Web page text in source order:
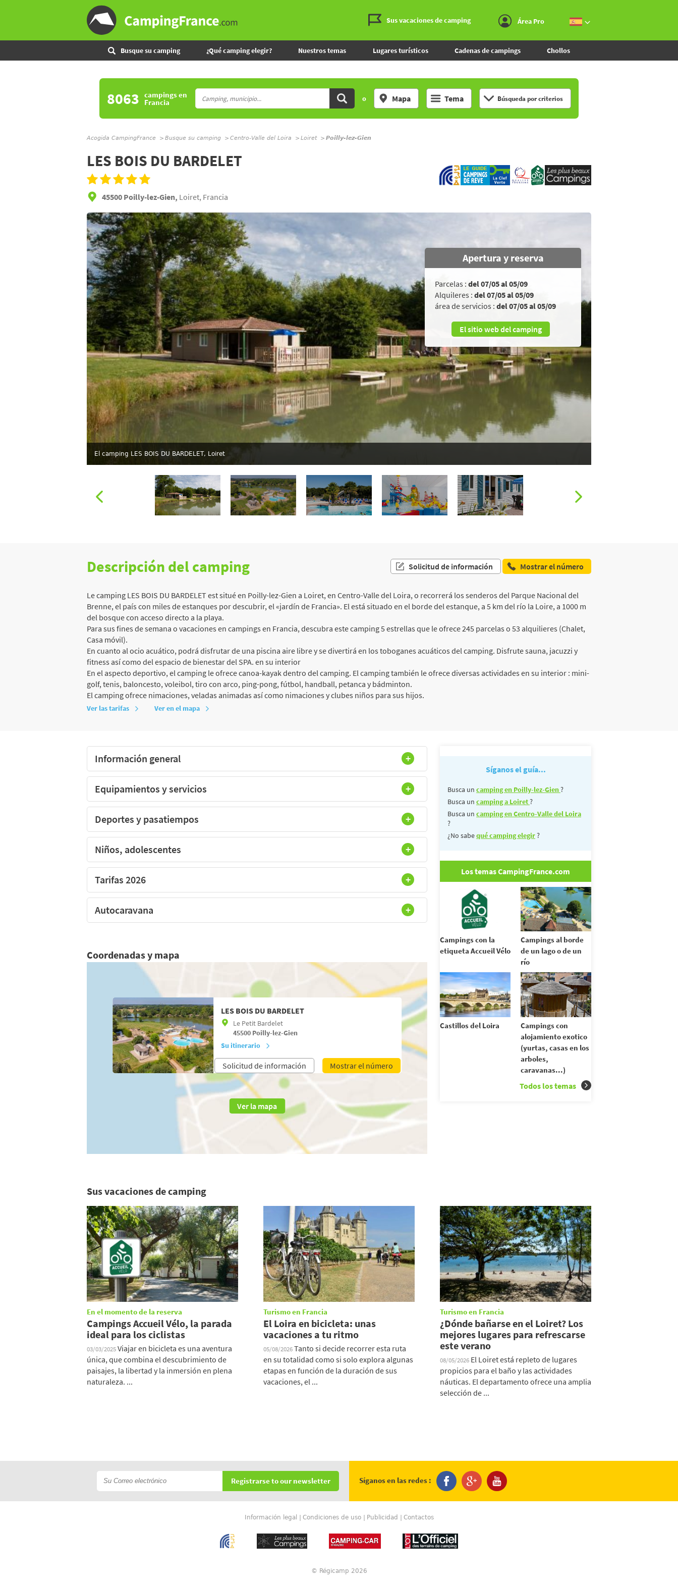
Sus vacaciones de camping Área Pro
Busque su camping ¿Qué camping elegir? Nuestros temas Lugares turísticos Cadenas de campings Chollos
8063 campingsen
Francia o Mapa Tema Búsqueda por criterios
Acogida CampingFrance Busque su camping Centro-Valle del Loira Loiret Poilly-lez-Gien
LES BOIS DU BARDELET
45500 Poilly-lez-Gien, Loiret, Francia
El camping LES BOIS DU BARDELET, Loiret
El camping LES BOIS DU BARDELET, Loiret
Apertura y reserva
Parcelas : del 07/05 al 05/09
Alquileres : del 07/05 al 05/09
área de servicios : del 07/05 al 05/09
El sitio web del camping
Descripción del camping Solicitud de información Mostrar el número
Le camping LES BOIS DU BARDELET est situé en Poilly-lez-Gien a Loiret, en Centro-Valle del Loira, o recorrerá los senderos del Parque Nacional del
Brenne, el país con miles de estanques por descubrir, el «jardín de Francia». El está situado en el borde del estanque, a 5 km del río la Loire, a 1000 m
del bosque con acceso directo a la playa.
Para sus fines de semana o vacaciones en campings en Francia, descubra este camping 5 estrellas que le ofrece 245 parcelas o 53 alquilieres (Chalet,
Casa móvil).
En cuanto al ocio acuático, podrá disfrutar de una piscina aire libre y se divertirá en los toboganes acuáticos del camping. Disfrute sauna, jacuzzi y
fitness así como del espacio de bienestar del SPA. en su interior
En el aspecto deportivo, el camping le ofrece canoa-kayak dentro del camping. El camping también le ofrece diversas actividades en su interior : mini-
golf, tenis, baloncesto, voleibol, tiro con arco, ping-pong, fútbol, handball, petanca y bádminton.
El camping ofrece nimaciones, veladas animadas así como nimaciones y clubes niños para sus hijos.
Ver las tarifas Ver en el mapa
Información general
Equipamientos y servicios
Deportes y pasatiempos
Niños, adolescentes
Tarifas 2026
Autocaravana
Coordenadas y mapa
LES BOIS DU BARDELET
Le Petit Bardelet
45500 Poilly-lez-Gien
Su itinerario
Solicitud de información Mostrar el número
Ver la mapa
Síganos el guía...
Busca un camping en Poilly-lez-Gien?
Busca un camping a Loiret?
Busca un camping en Centro-Valle del Loira
?
¿No sabequé camping elegir?
Los temas CampingFrance.com
Campings con la
etiqueta Accueil Vélo
Campings al borde
de un lago o de un
río
Castillos del Loira
Campings con
alojamiento exotico
(yurtas, casas en los
arboles,
caravanas...)
Todos los temas
Sus vacaciones de camping
En el momento de la reserva
Campings Accueil Vélo, la parada
ideal para los ciclistas
03/03/2025Viajar en bicicleta es una aventura
única, que combina el descubrimiento de
paisajes, la libertad y la inmersión en plena
naturaleza. ...
Turismo en Francia
El Loira en bicicleta: unas
vacaciones a tu ritmo
05/08/2026Tanto si decide recorrer esta ruta
en su totalidad como si solo explora algunas
etapas en función de la duración de sus
vacaciones, el ...
Turismo en Francia
¿Dónde bañarse en el Loiret? Los
mejores lugares para refrescarse
este verano
08/05/2026 El Loiret está repleto de lugares
propicios para el baño y las actividades
náuticas. El departamento ofrece una amplia
selección de ...
Registrarse to our newsletter Síganos en las redes :
Información legal Condiciones de uso Publicidad Contactos
© Régicamp 2026